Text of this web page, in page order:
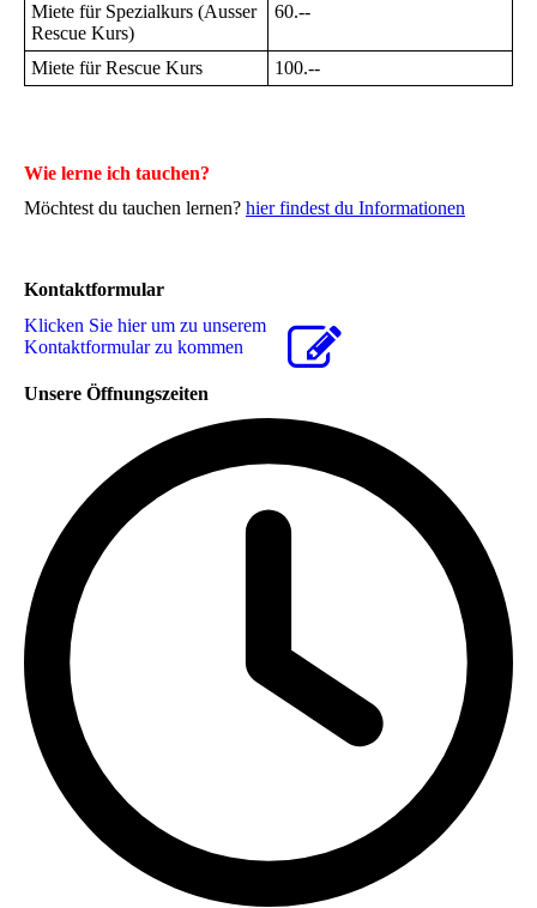
Miete für Spezialkurs (Ausser
Rescue Kurs)
60.--
Miete für Rescue Kurs 100.--
Wie lerne ich tauchen?
Möchtest du tauchen lernen? hier findest du Informationen
Kontaktformular
Klicken Sie hier um zu unserem
Kon­takt­for­mu­lar zu kommen
Unsere Öffnungszeiten